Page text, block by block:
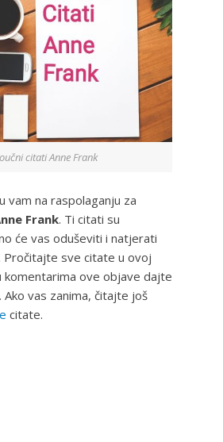
citati Anne Frank
vam na raspolaganju za
Frank. Ti citati su
će vas oduševiti i natjerati
Pročitajte sve citate u ovoj
komentarima ove objave dajte
vas zanima, čitajte još
citate.